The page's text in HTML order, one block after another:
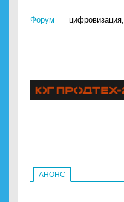
Форум цифровизация,
АНОНС